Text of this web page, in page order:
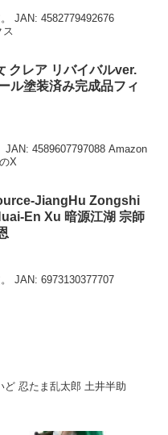
JAN: 4582779492676
ス
クレア リバイバルver.
ル塗装済み完成品フィ
JAN: 4589607797088 Amazon
X
JiangHu Zongshi
En Xu 暗源江湖 宗師
JAN: 6973130377707
ど 忍たま乱太郎 土井半助